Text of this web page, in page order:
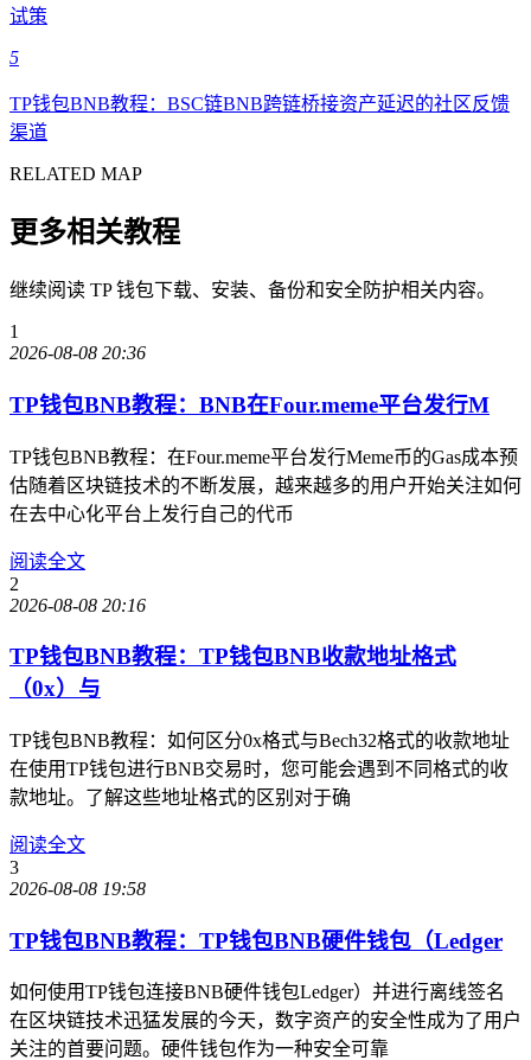
试策
5
TP钱包BNB教程：BSC链BNB跨链桥接资产延迟的社区反馈
渠道
RELATED MAP
更多相关教程
继续阅读 TP 钱包下载、安装、备份和安全防护相关内容。
1
2026-08-08 20:36
TP钱包BNB教程：BNB在Four.meme平台发行M
TP钱包BNB教程：在Four.meme平台发行Meme币的Gas成本预
估随着区块链技术的不断发展，越来越多的用户开始关注如何
在去中心化平台上发行自己的代币
阅读全文
2
2026-08-08 20:16
TP钱包BNB教程：TP钱包BNB收款地址格式
（0x）与
TP钱包BNB教程：如何区分0x格式与Bech32格式的收款地址
在使用TP钱包进行BNB交易时，您可能会遇到不同格式的收
款地址。了解这些地址格式的区别对于确
阅读全文
3
2026-08-08 19:58
TP钱包BNB教程：TP钱包BNB硬件钱包（Ledger
如何使用TP钱包连接BNB硬件钱包Ledger）并进行离线签名
在区块链技术迅猛发展的今天，数字资产的安全性成为了用户
关注的首要问题。硬件钱包作为一种安全可靠